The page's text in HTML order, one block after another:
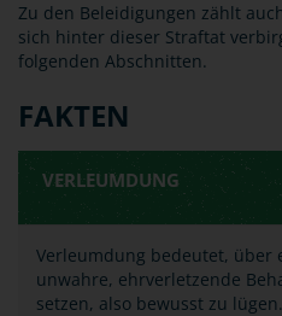
Zu den Beleidigungen zählt
sich hinter dieser Straftat
folgenden Abschnitten.
FAKTEN
VERLEUMDUNG
Verleumdung bedeutet, über
unwahre, ehrverletzende
setzen, also bewusst zu lügen.